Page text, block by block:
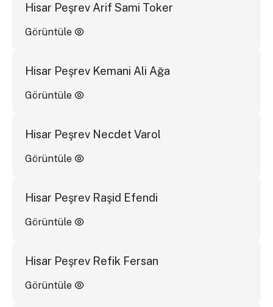
Hisar Peşrev Arif Sami Toker
Görüntüle
Hisar Peşrev Kemani Ali Ağa
Görüntüle
Hisar Peşrev Necdet Varol
Görüntüle
Hisar Peşrev Raşid Efendi
Görüntüle
Hisar Peşrev Refik Fersan
Görüntüle